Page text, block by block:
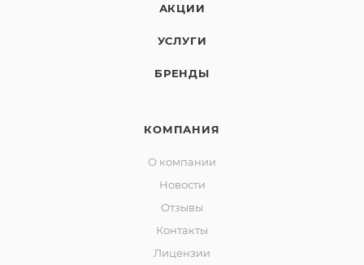
АКЦИИ
УСЛУГИ
БРЕНДЫ
КОМПАНИЯ
О компании
Новости
Отзывы
Контакты
Лицензии